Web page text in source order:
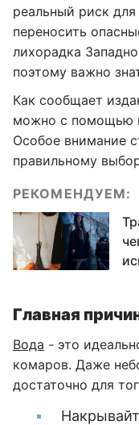
реальный риск
переносить
лихорадка
поэтому важно
Как сообщает
можно с помощью
Особое внимание
правильному
РЕКОМЕНДУЕМ:
Главная
Вода - это
комаров. Даже
достаточно для